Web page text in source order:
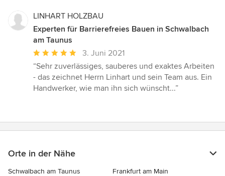
LINHART HOLZBAU
Experten für Barrierefreies Bauen in Schwalbach
am Taunus
Durchschnittliche
Bewertung:
von
3. Juni 2021
“Sehr zuverlässiges, sauberes und exaktes Arbeiten
- das zeichnet Herrn Linhart und sein Team aus. Ein
Handwerker, wie man ihn sich wünscht...”
Orte in der Nähe
Schwalbach am Taunus
Frankfurt am Main